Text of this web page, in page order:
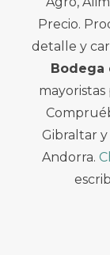
Precio.
detalle y
Bodega
mayoristas
Gibraltar
Andorra.